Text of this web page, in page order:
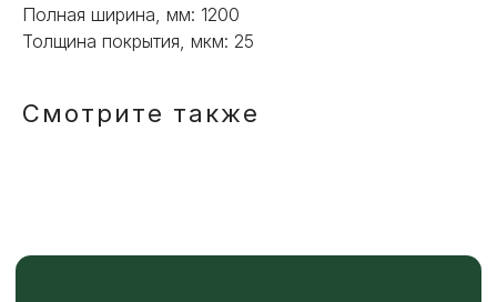
Полная ширина, мм: 1200
Толщина покрытия, мкм: 25
Смотрите также